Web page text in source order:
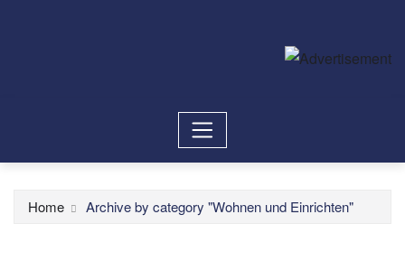
Home Archive by category "Wohnen und Einrichten"